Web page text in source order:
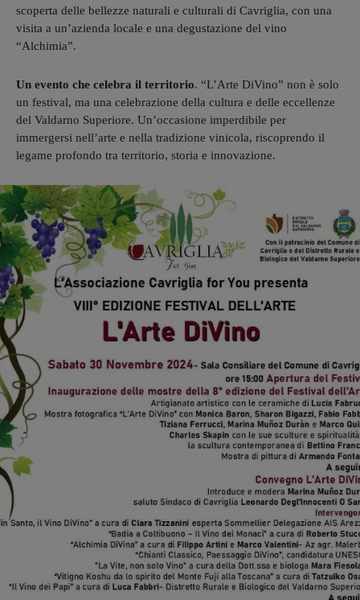
scoperta delle bellezze naturali e culturali di Cavriglia, con una
visita a un’azienda locale e una degustazione del vino
“Alchimia”.
Un evento che celebra il territorio. “L’Arte DiVino” non è solo
un festival, ma una celebrazione della cultura e delle eccellenze
del Valdarno Superiore. Un’occasione imperdibile per
immergersi nell’arte e nella tradizione vinicola, riscoprendo il
legame profondo tra territorio, storia e innovazione.